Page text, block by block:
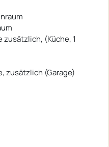
zusätzlich, (Küche, 1
zusätzlich (Garage)